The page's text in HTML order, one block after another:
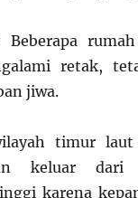
Beberapa
retak,
jiwa.
timur laut
keluar
karena